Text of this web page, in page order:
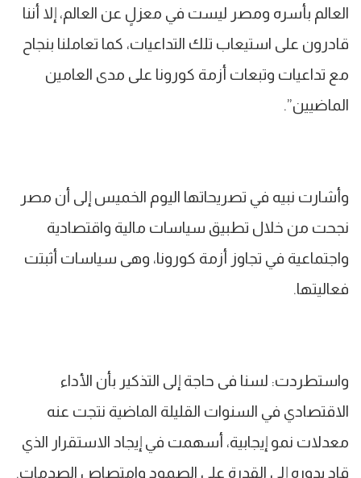
العالم بأسره ومصر ليست في معزلٍ عن العالم، إلا أننا
قادرون على استيعاب تلك التداعيات، كما تعاملنا بنجاح
مع تداعيات وتبعات أزمة كورونا على مدى العامين
الماضيين”.
وأشارت نبيه في تصريحاتها اليوم الخميس إلى أن مصر
نجحت من خلال تطبيق سياسات مالية واقتصادية
واجتماعية في تجاوز أزمة كورونا، وهى سياسات أثبتت
فعاليتها.
واستطردت: لسنا فى حاجة إلى التذكير بأن الأداء
الاقتصادي في السنوات القليلة الماضية نتجت عنه
معدلات نمو إيجابية، أسهمت في إيجاد الاستقرار الذي
قاد بدوره إلى القدرة على الصمود وامتصاص الصدمات.